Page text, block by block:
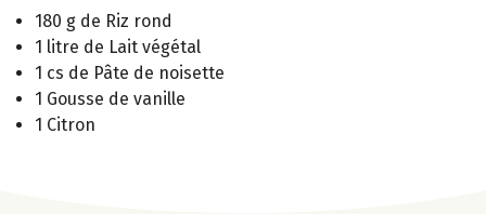
180 g de Riz rond
1 litre de Lait végétal
1 cs de Pâte de noisette
1 Gousse de vanille
1 Citron